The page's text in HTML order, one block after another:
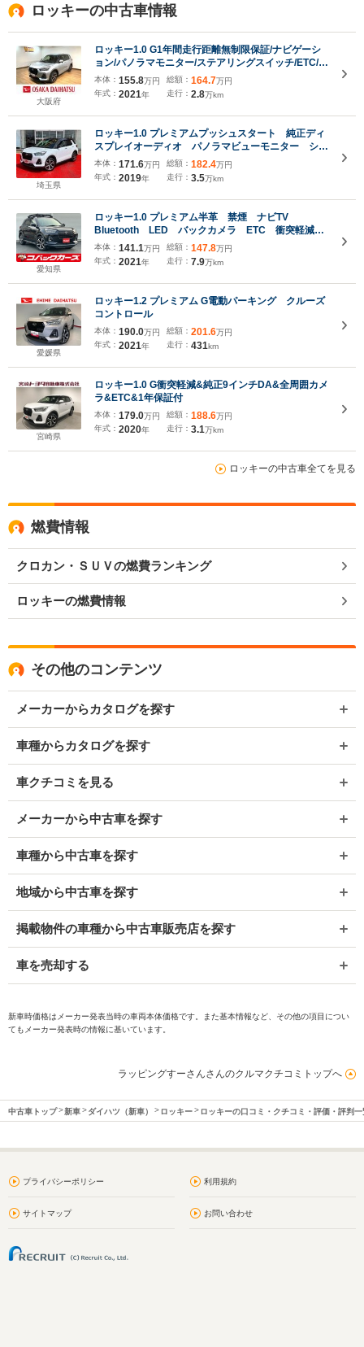
ロッキーの中古車情報
大阪府
ロッキー1.0 G1年間走行距離無制限保証/ナビゲーシ
ョン/パノラマモニター/ステアリングスイッチ/ETC/ナ
ビ連動前後ドラレコ/前席シートヒーター/LEDヘッド
ライト・フォグランプ/アルミ/オートエアコン/キーフ
本体： 155.8万円
年式： 2021年
総額： 164.7万円
走行： 2.8万km
埼玉県
ロッキー1.0 プレミアムプッシュスタート 純正ディ
スプレイオーディオ パノラマビューモニター シー
トヒーター LEDヘッドライト ETC レーダークル
ーズコントロール アイドリングストップ
本体： 171.6万円
年式： 2019年
総額： 182.4万円
走行： 3.5万km
愛知県
ロッキー1.0 プレミアム半革 禁煙 ナビTV
Bluetooth LED バックカメラ ETC 衝突軽減ブ
レーキ 前席シートヒーター レーダークルーズコン
トロール
本体： 141.1万円
年式： 2021年
総額： 147.8万円
走行： 7.9万km
愛媛県
ロッキー1.2 プレミアム G電動パーキング クルーズ
コントロール
本体： 190.0万円
年式： 2021年
総額： 201.6万円
走行： 431km
宮崎県
ロッキー1.0 G衝突軽減&純正9インチDA&全周囲カメ
ラ&ETC&1年保証付
本体： 179.0万円
年式： 2020年
総額： 188.6万円
走行： 3.1万km
ロッキーの中古車全てを見る
燃費情報
クロカン・ＳＵＶの燃費ランキング
ロッキーの燃費情報
その他のコンテンツ
メーカーからカタログを探す
車種からカタログを探す
車クチコミを見る
メーカーから中古車を探す
車種から中古車を探す
地域から中古車を探す
掲載物件の車種から中古車販売店を探す
車を売却する
新車時価格はメーカー発表当時の車両本体価格です。また基本情報など、その他の項目につい
てもメーカー発表時の情報に基いています。
ラッピングすーさんさんのクルマクチコミトップへ
中古車トップ 新車 ダイハツ（新車） ロッキー ロッキーの口コミ・クチコミ・評価・評判一
プライバシーポリシー 利用規約
サイトマップ お問い合わせ